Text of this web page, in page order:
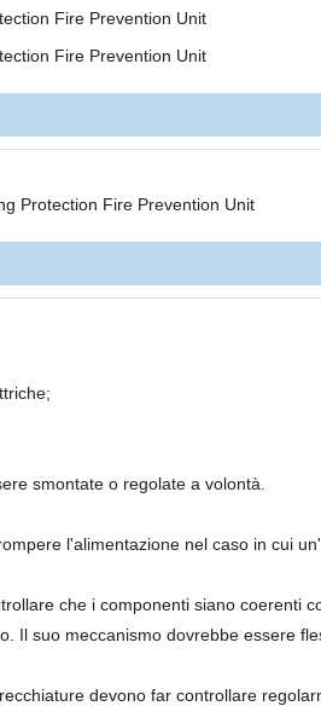
smontate o regolate a volontà.
l'alimentazione nel caso in cui
che i componenti siano coerenti
suo meccanismo dovrebbe essere
devono far controllare